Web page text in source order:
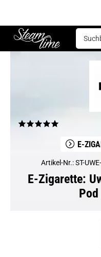
Steam time
E-Zigarette
E-
Artikel-Nr.: ST-
E-Zigarette: